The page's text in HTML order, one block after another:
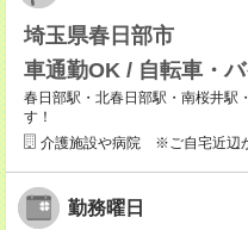
埼玉県春日部市
車通勤OK / 自転車・
春日部駅・北春日部駅・南桜井
す！
介護施設や病院 ※ご自宅近辺
勤務曜日